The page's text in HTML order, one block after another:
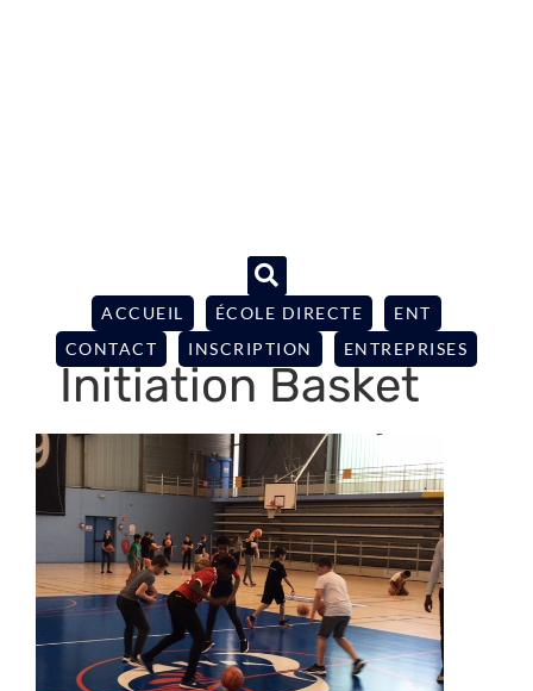
ACCUEIL ÉCOLE DIRECTE
ENT
CONTACT
INSCRIPTION ENTREPRISES
Initiation Basket